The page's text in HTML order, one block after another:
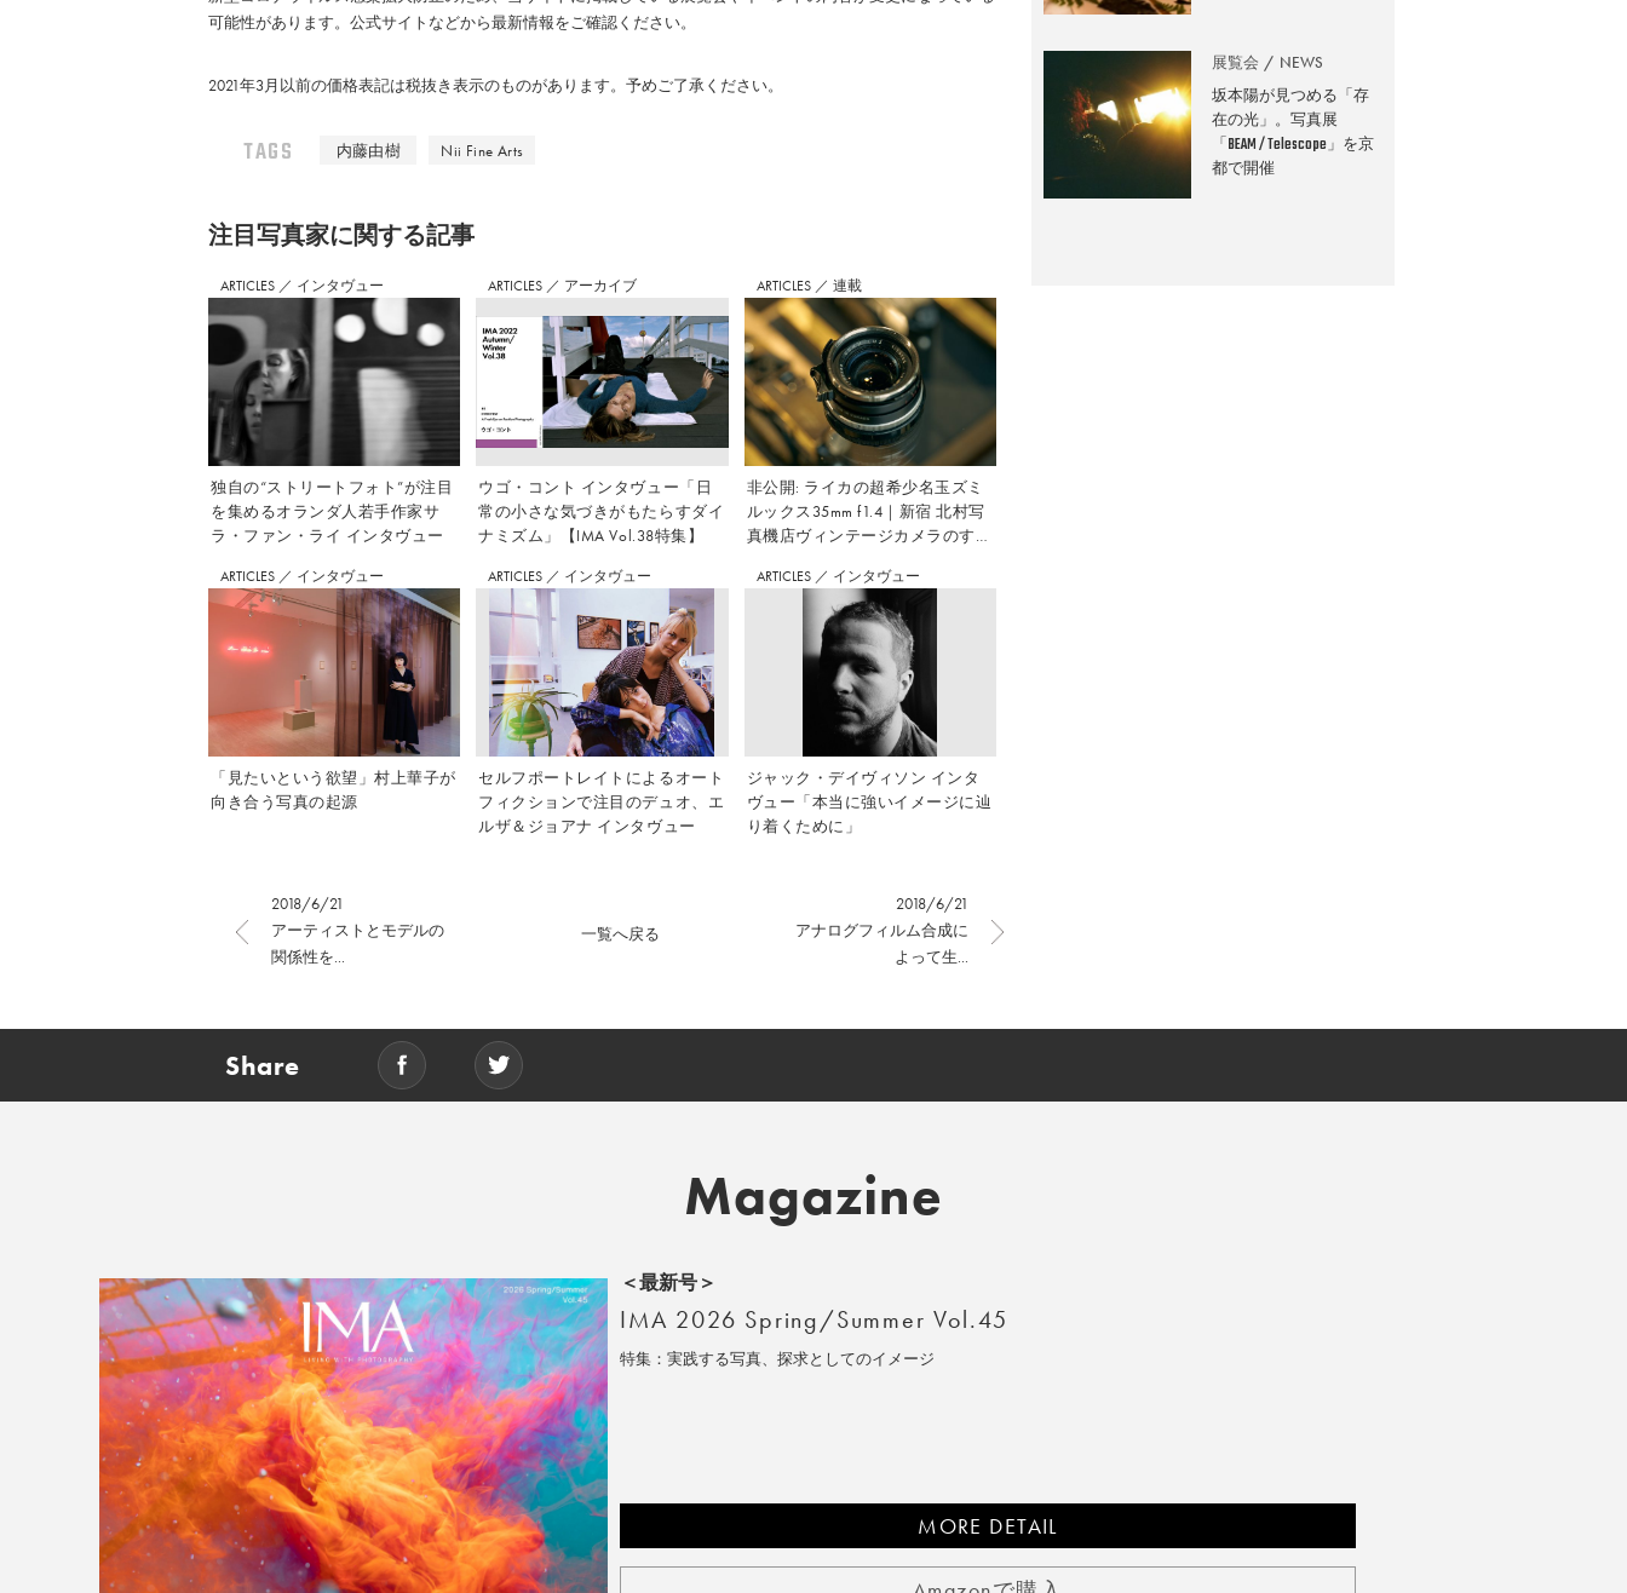
可能性があります。公式サイトなどから最新情報をご確認ください。
2021年3月以前の価格表記は税抜き表示のものがあります。予めご了承ください。
TAGS 内藤由樹 Nii Fine Arts
注⽬写真家に関する記事
ARTICLES ／ インタヴュー
独自の“ストリートフォト”が注目
を集めるオランダ人若手作家サ
ラ・ファン・ライ インタヴュー
ARTICLES ／ アーカイブ
ウゴ・コント インタヴュー「日
常の小さな気づきがもたらすダイ
ナミズム」【IMA Vol.38特集】
ARTICLES ／ 連載
非公開: ライカの超希少名玉ズミ
ルックス35mm f1.4｜新宿 北村写
真機店ヴィンテージカメラのすす
ARTICLES ／ インタヴュー
「見たいという欲望」村上華子が
向き合う写真の起源
ARTICLES ／ インタヴュー
セルフポートレイトによるオート
フィクションで注目のデュオ、エ
ルザ＆ジョアナ インタヴュー
ARTICLES ／ インタヴュー
ジャック・デイヴィソン インタ
ヴュー「本当に強いイメージに辿
り着くために」
2018/6/21
アーティストとモデルの
関係性を...
2018/6/21
アナログフィルム合成に
よって生...
一覧へ戻る
展覧会 NEWS
坂本陽が見つめる「存
在の光」。写真展
「BEAM / Telescope」を京
都で開催
Share
Magazine
＜最新号＞
IMA 2026 Spring/Summer Vol.45
特集：実践する写真、探求としてのイメージ
MORE DETAIL